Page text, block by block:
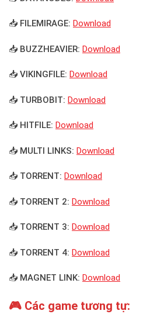
📥 FILEMIRAGE: Download
📥 BUZZHEAVIER: Download
📥 VIKINGFILE: Download
📥 TURBOBIT: Download
📥 HITFILE: Download
📥 MULTI LINKS: Download
📥 TORRENT: Download
📥 TORRENT 2: Download
📥 TORRENT 3: Download
📥 TORRENT 4: Download
📥 MAGNET LINK: Download
🎮 Các game tương tự: